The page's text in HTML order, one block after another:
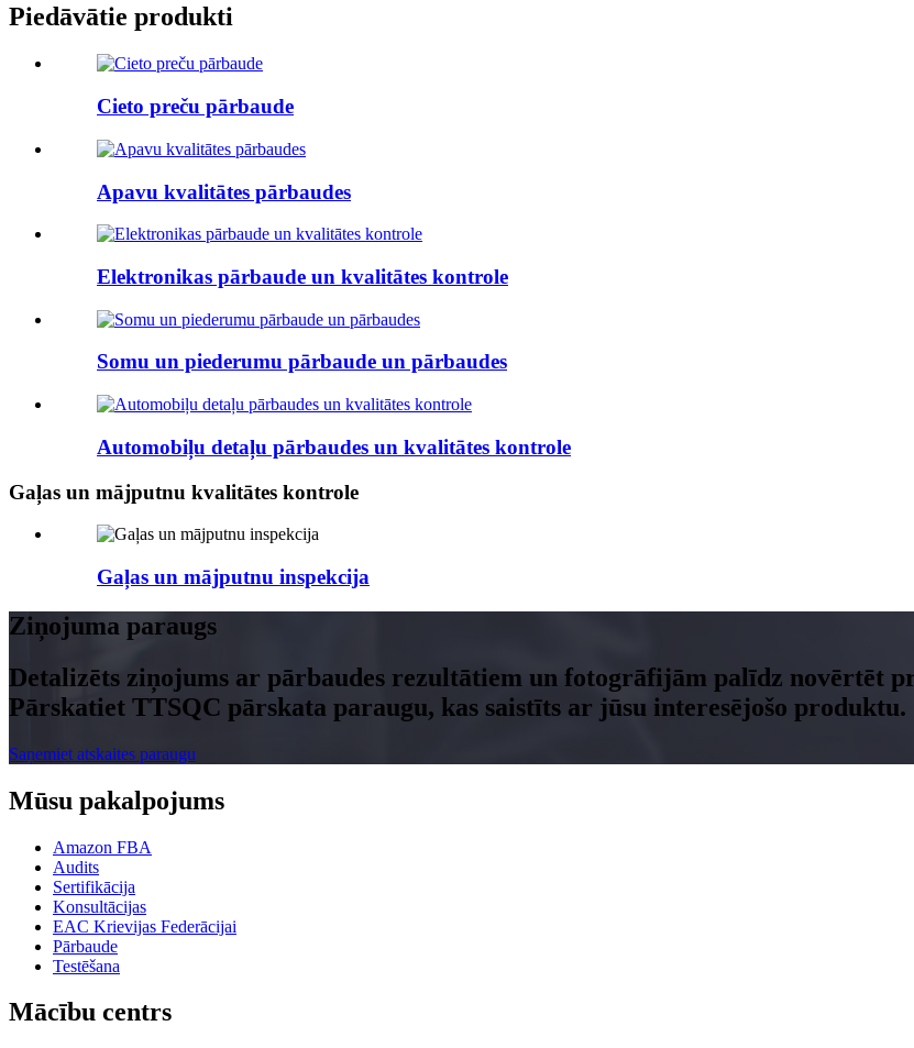
Piedāvātie produkti
Cieto preču pārbaude
Apavu kvalitātes pārbaudes
Elektronikas pārbaude un kvalitātes kontrole
Somu un piederumu pārbaude un pārbaudes
Automobiļu detaļu pārbaudes un kvalitātes kontrole
Gaļas un mājputnu kvalitātes kontrole
Gaļas un mājputnu inspekcija
Ziņojuma paraugs
Detalizēts ziņojums ar pārbaudes rezultātiem un fotogrāfijām palīdz novērtēt
Pārskatiet TTSQC pārskata paraugu, kas saistīts ar jūsu interesējošo produktu.
Saņemiet atskaites paraugu
Mūsu pakalpojums
Amazon FBA
Audits
Sertifikācija
Konsultācijas
EAC Krievijas Federācijai
Pārbaude
Testēšana
Mācību centrs